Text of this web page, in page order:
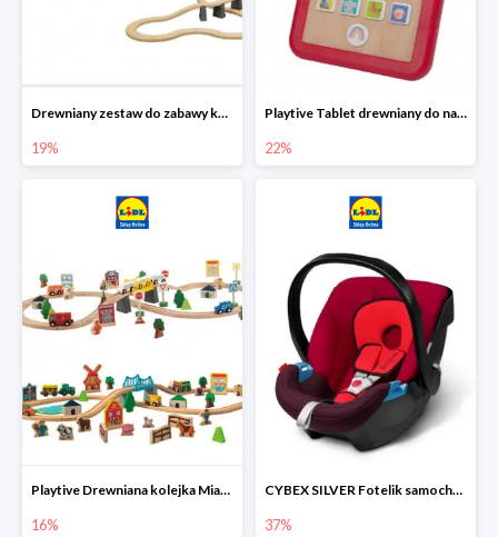
Drewniany zestaw do zabawy kolejką - farma i wiadukt
19%
Playtive Tablet drewniany do nauki, interaktywny
22%
Playtive Drewniana kolejka Miasto lub Farma
16%
CYBEX SILVER Fotelik samochodowy
37%